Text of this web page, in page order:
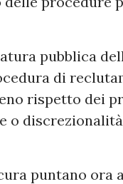
pubblica
di
rispetto dei
o
puntano ora